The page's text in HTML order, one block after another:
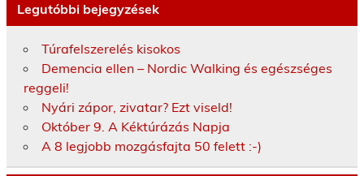
Legutóbbi bejegyzések
Túrafelszerelés kisokos
Demencia ellen – Nordic Walking és egészséges
reggeli!
Nyári zápor, zivatar? Ezt viseld!
Október 9. A Kéktúrázás Napja
A 8 legjobb mozgásfajta 50 felett :-)